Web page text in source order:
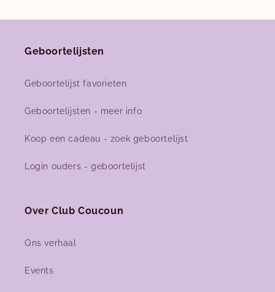
Geboortelijsten
Geboortelijst favorieten
Geboortelijsten - meer info
Koop een cadeau - zoek geboortelijst
Login ouders - geboortelijst
Over Club Coucoun
Ons verhaal
Events